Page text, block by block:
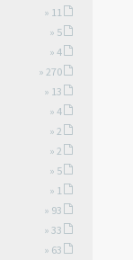
» 11
» 5
» 4
» 270
» 13
» 4
» 2
» 2
» 5
» 1
» 93
» 33
» 63